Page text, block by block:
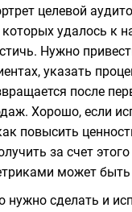
целевой
которых удалось к
Нужно
указать
после
Хорошо, если
повысить
за счет
может быть
нужно сделать и